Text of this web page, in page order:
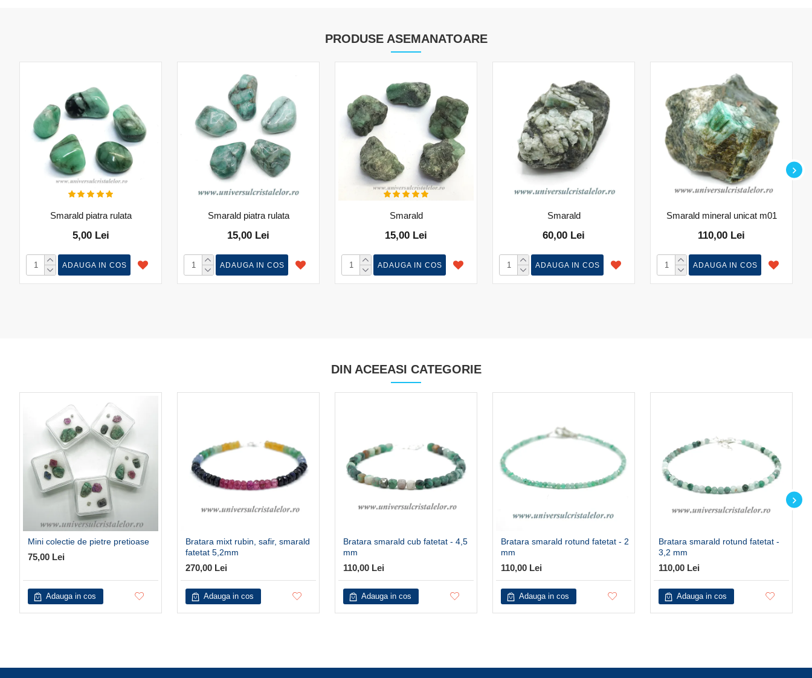
PRODUSE ASEMANATOARE
Smarald piatra rulata
5,00 Lei
ADAUGA IN COS
Smarald piatra rulata
15,00 Lei
ADAUGA IN COS
Smarald
15,00 Lei
ADAUGA IN COS
Smarald
60,00 Lei
ADAUGA IN COS
Smarald mineral unicat m01
110,00 Lei
ADAUGA IN COS
DIN ACEEASI CATEGORIE
Mini colectie de pietre pretioase
75,00 Lei
Adauga in cos
Bratara mixt rubin, safir, smarald
fatetat 5,2mm
270,00 Lei
Adauga in cos
Bratara smarald cub fatetat - 4,5
mm
110,00 Lei
Adauga in cos
Bratara smarald rotund fatetat - 2
mm
110,00 Lei
Adauga in cos
Bratara smarald rotund fatetat -
3,2 mm
110,00 Lei
Adauga in cos